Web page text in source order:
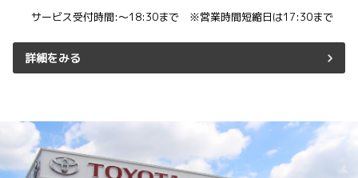
サービス受付時間:～18:30まで ※営業時間短縮日は17:30まで
詳細をみる